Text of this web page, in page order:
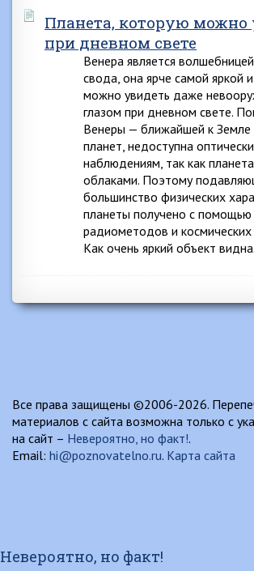
Планета, которую можно
при дневном свете
Венера является
свода, она ярче самой яркой
можно увидеть даже
глазом при дневном свете.
Венеры — ближайшей к Земле
планет, недоступна
наблюдениям, так как
облаками. Поэтому
большинство физических
планеты получено с помощью
радиометодов и космических
Как очень яркий объект
Все права защищены ©2006-2026.
материалов с сайта возможна только с
на сайт – Невероятно, но факт!.
Email: hi@poznovatelno.ru. Карта сайта
Невероятно, но факт!